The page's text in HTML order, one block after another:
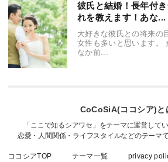
彼氏と結婚！長年付
れを教えます！あな...
大好きな彼氏との将来の
女性も多いと思います。
なか前...
ココシアTOP テーマ一覧 privacy
CoCoSiA(ココシア)と
「ここで知るシアワセ」をテーマに運営して
恋愛・人間関係・ライフスタイルなどのテーマ